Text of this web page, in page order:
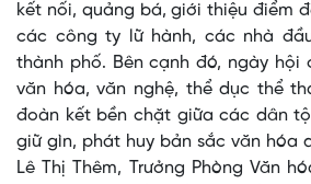
kết nối, quảng bá, giới thiệu điểm
các công ty lữ hành, các nhà
thành phố. Bên cạnh đó, ngày hội
văn hóa, văn nghệ, thể dục thể
đoàn kết bền chặt giữa các dân
giữ gìn, phát huy bản sắc văn hóa
Lê Thị Thêm, Trưởng Phòng Văn